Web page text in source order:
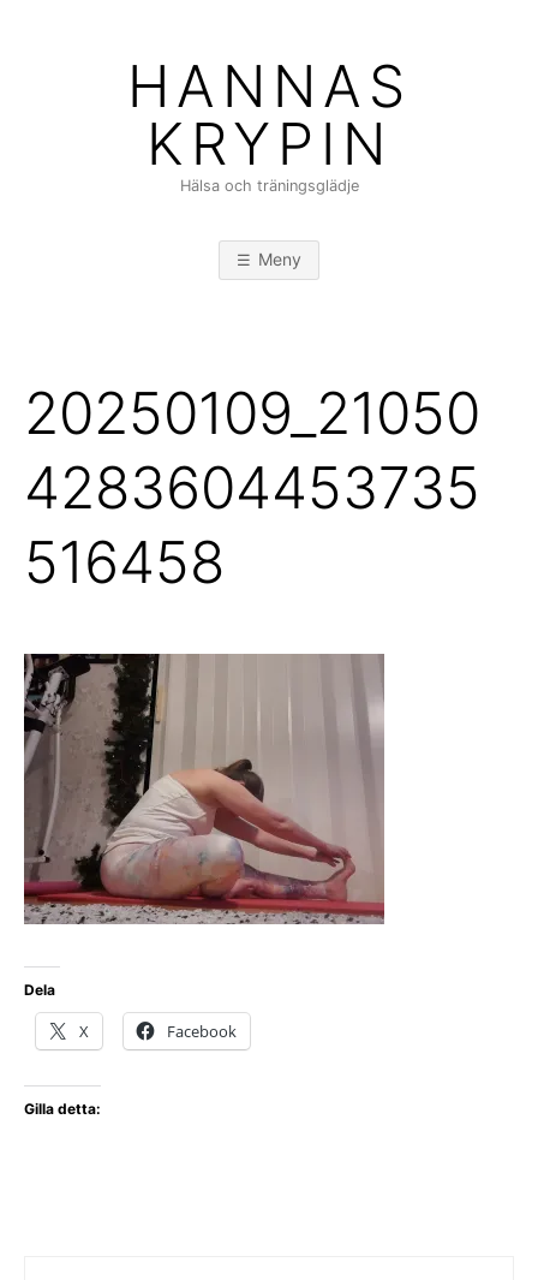
HANNAS
KRYPIN
Hälsa och träningsglädje
Meny
20250109_21050
4283604453735
516458
Dela
X Facebook
Gilla detta: